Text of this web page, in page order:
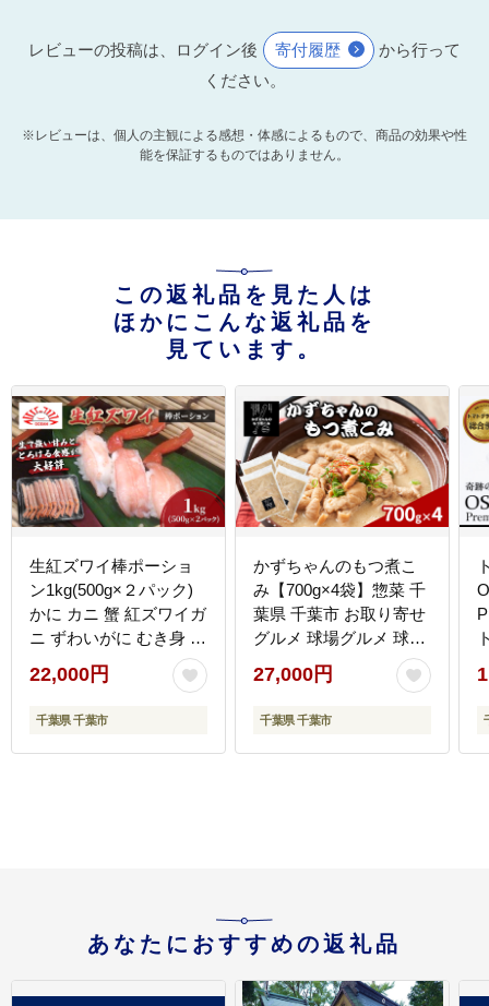
レビューの投稿は、ログイン後 寄付履歴
から行って
ください。
※レビューは、個人の主観による感想・体感によるもので、商品の効果や性
能を保証するものではありません。
この返礼品を見た人は
ほかにこんな返礼品を
見ています。
生紅ズワイ棒ポーショ
ン1kg(500g×２パック)
かに カニ 蟹 紅ズワイガ
ニ ずわいがに むき身 生
カニ脚 刺身 しゃぶしゃ
ぶ かにしゃぶ 寿司 北海
道産 お取り寄せ
22,000円
千葉県 千葉市
かずちゃんのもつ煮こ
み【700g×4袋】惣菜 千
葉県 千葉市 お取り寄せ
グルメ 球場グルメ 球場
名物 おかず おつまみ 酒
の肴 国産 豚肉 ホルモン
もつ 本格的 簡単調理 濃
お土産 真空
27,000円
千葉県 千葉市
あなたにおすすめの返礼品